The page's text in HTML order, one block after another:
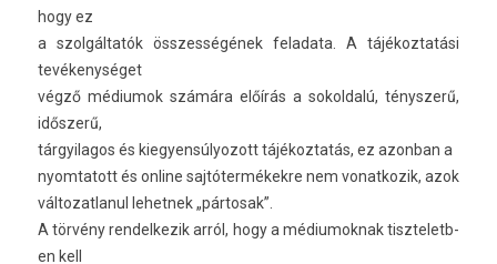
hogy ez
a szolgáltatók összes­ségének feladata. A tájékoz­tatási
tevékenységet
végző médiumok számára előírás a sokold­alú, ténysz­erű,
időszerű,
tár­gyilagos és kiegyen­súlyozott tájékoz­tatás, ez azon­ban a
nyom­tatott és on­line sajtótermékekre nem vonat­kozik, azok
vál­tozat­lanul lehet­nek „pár­tosak”.
A törvény re­ndel­kezik arról, hogy a médiumok­nak tiszteletb­
en kell